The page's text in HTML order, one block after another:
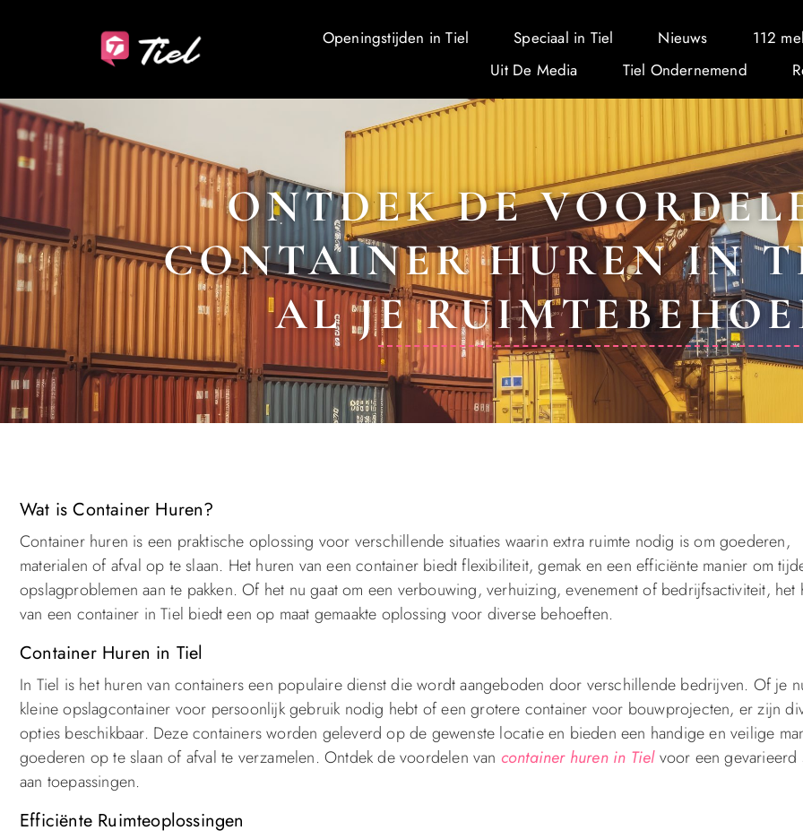
Openingstijden in Tiel Speciaal in Tiel Nieuws
112
Uit De Media
Tiel Ondernemend
ONTDEK DE
CONTAINER HUREN IN
AL JE
Wat is Container Huren?
Container huren is een praktische oplossing voor verschillende situaties waarin extra ruimte nodig is om goederen,
materialen of afval op te slaan. Het huren van een container biedt flexibiliteit, gemak en een efficiënte manier om
opslagproblemen aan te pakken. Of het nu gaat om een verbouwing, verhuizing, evenement of bedrijfsactiviteit, het
van een container in Tiel biedt een op maat gemaakte oplossing voor diverse behoeften.
Container Huren in Tiel
In Tiel is het huren van containers een populaire dienst die wordt aangeboden door verschillende bedrijven. Of je
kleine opslagcontainer voor persoonlijk gebruik nodig hebt of een grotere container voor bouwprojecten, er zijn
opties beschikbaar. Deze containers worden geleverd op de gewenste locatie en bieden een handige en veilige
goederen op te slaan of afval te verzamelen. Ontdek de voordelen van container huren in Tielvoor een gevarieerd
aan toepassingen.
Efficiënte Ruimteoplossingen